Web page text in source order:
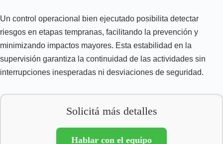
Un control operacional bien ejecutado posibilita detectar
riesgos en etapas tempranas, facilitando la prevención y
minimizando impactos mayores. Esta estabilidad en la
supervisión garantiza la continuidad de las actividades sin
interrupciones inesperadas ni desviaciones de seguridad.
Solicitá más detalles
Hablar con el equipo